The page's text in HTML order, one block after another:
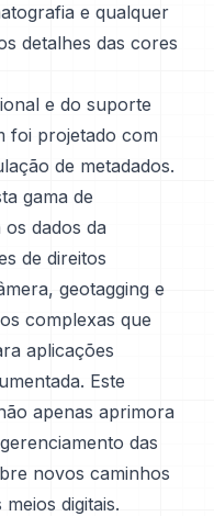
e qualquer
detalhes das cores
e do suporte
foi projetado com
de metadados.
gama de
dados da
de direitos
geotagging e
complexas que
aplicações
Este
apenas aprimora
das
novos caminhos
digitais.